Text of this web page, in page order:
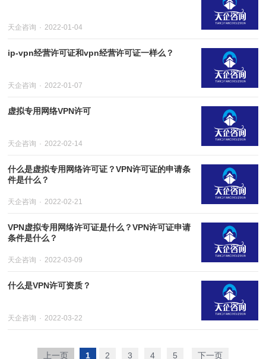
天企咨询 2022-01-04
ip-vpn经营许可证和vpn经营许可证一样么？
天企咨询 2022-01-07
虚拟专用网络VPN许可
天企咨询 2022-02-14
什么是虚拟专用网络许可证？VPN许可证的申请条
件是什么？
天企咨询 2022-02-21
VPN虚拟专用网络许可证是什么？VPN许可证申请
条件是什么？
天企咨询 2022-03-09
什么是VPN许可资质？
天企咨询 2022-03-22
上一页 1 2 3 4 5 下一页